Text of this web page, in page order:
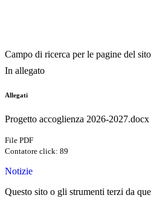
Campo di ricerca per le pagine del sito
In allegato
Allegati
Progetto accoglienza 2026-
File PDF
Contatore click: 89
Notizie
Questo sito o gli strumenti terzi da